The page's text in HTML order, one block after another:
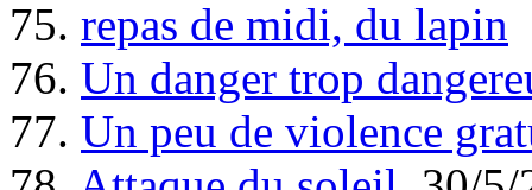
75. repas de midi, du lapin
76. Un danger trop
77. Un peu de violence